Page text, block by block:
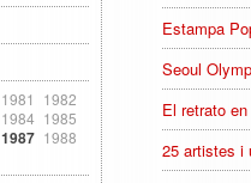
1981
1982
1984 1985
1987 1988
Estampa
Seoul
El retrato
25 artistes i